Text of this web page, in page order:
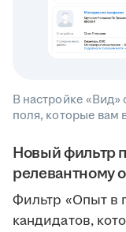
В настройке «Вид»
поля, которые вам
Новый фильтр
релевантному
Фильтр «Опыт в
кандидатов,